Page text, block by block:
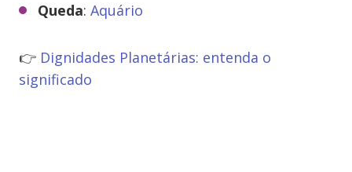
Queda: Aquário
👉 Dignidades Planetárias: entenda o
significado